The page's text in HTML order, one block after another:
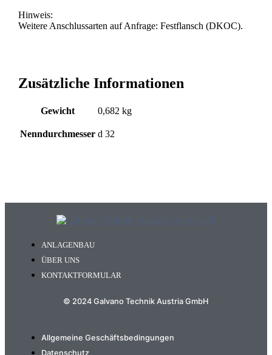
Hinweis:
Weitere Anschlussarten auf Anfrage: Festflansch (DKOC).
Zusätzliche Informationen
Gewicht 0,682 kg
Nenndurchmesser d 32
ANLAGENBAU
ÜBER UNS
KONTAKTFORMULAR
© 2024 Galvano Technik Austria GmbH
Allgemeine Geschäftsbedingungen
Datenschutz